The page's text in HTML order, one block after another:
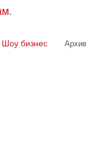
.
Шоу бизнес Архив